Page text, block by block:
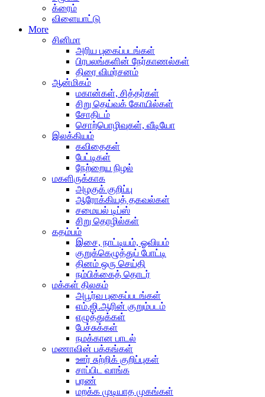
க்ரைம்
விளையாட்டு
More
சினிமா
அரிய புகைப்படங்கள்
பிரபலங்களின் நேர்காணல்கள்
திரை விமர்சனம்
ஆன்மிகம்
மகான்கள், சித்தர்கள்
சிறு தெய்வக் கோயில்கள்
சோதிடம்
சொற்பொழிவுகள், வீடியோ
இலக்கியம்
கவிதைகள்
பேட்டிகள்
நேற்றைய நிழல்
மகளிருக்காக
அழகுக் குறிப்பு
ஆரோக்கியத் தகவல்கள்
சமையல் டிப்ஸ்
சிறு தொழில்கள்
கதம்பம்
இசை, நாட்டியம், ஓவியம்
குறுக்கெழுத்துப் போட்டி
தினம் ஒரு செய்தி
நம்பிக்கைத் தொடர்
மக்கள் திலகம்
அபூர்வ புகைப்படங்கள்
எம்.ஜி.ஆரின் குறும்படம்
எழுத்துக்கள்
பேச்சுக்கள்
நமக்கான பாடல்
மணாவின் பக்கங்கள்
ஊர் சுற்றிக் குறிப்புகள்
சாப்பிட வாங்க
பரண்
மறக்க முடியாத முகங்கள்